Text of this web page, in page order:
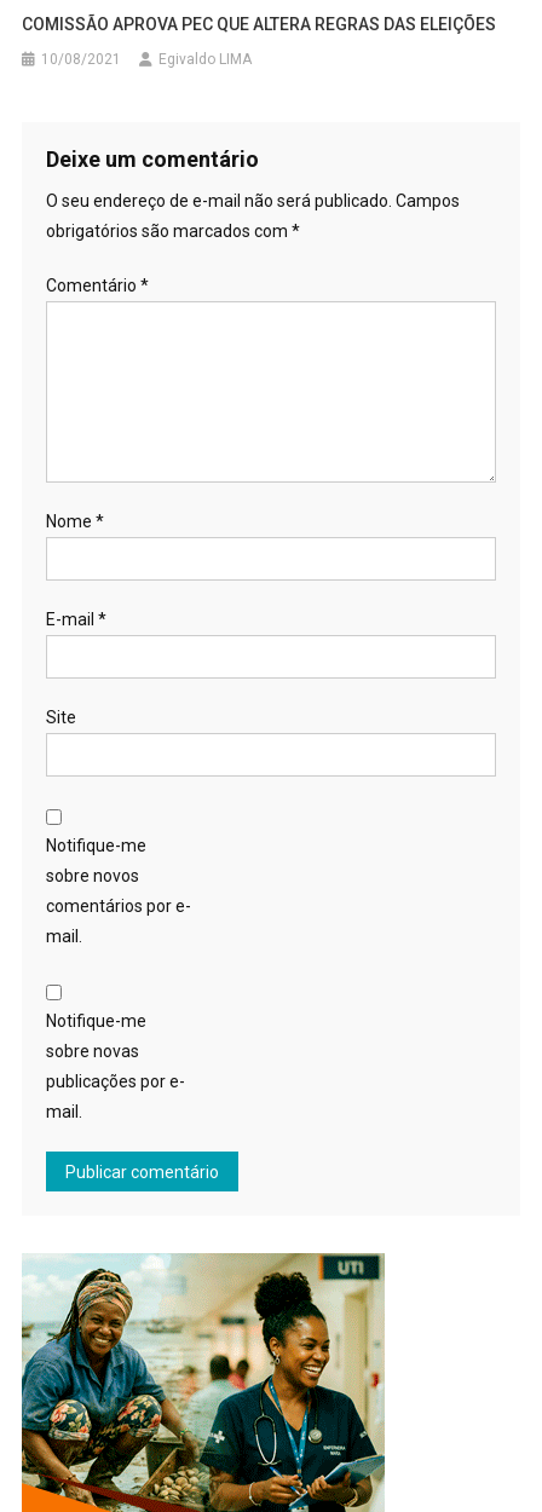
COMISSÃO APROVA PEC QUE ALTERA REGRAS DAS ELEIÇÕES
10/08/2021 Egivaldo LIMA
Deixe um comentário
O seu endereço de e-mail não será publicado. Campos
obrigatórios são marcados com *
Comentário *
Nome *
E-mail *
Site
Notifique-me
sobre novos
comentários por e-
mail.
Notifique-me
sobre novas
publicações por e-
mail.